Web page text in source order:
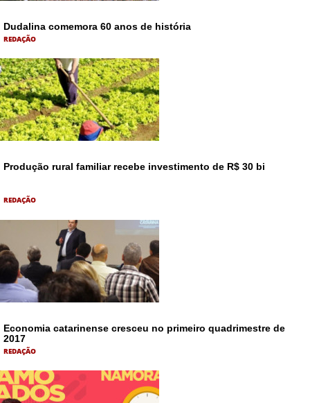
Dudalina comemora 60 anos de história
REDAÇÃO
Produção rural familiar recebe investimento de R$ 30 bi
REDAÇÃO
Economia catarinense cresceu no primeiro quadrimestre de
2017
REDAÇÃO